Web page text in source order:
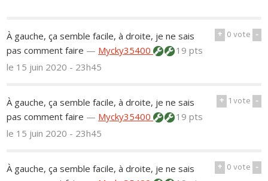
+ 0vote -
À gauche, ça semble facile, à droite, je ne sais
pas comment faire — Mycky35400
19 pts
le 15 juin 2020 - 23h45
+ 1vote -
À gauche, ça semble facile, à droite, je ne sais
pas comment faire — Mycky35400
19 pts
le 15 juin 2020 - 23h45
+ 0vote -
À gauche, ça semble facile, à droite, je ne sais